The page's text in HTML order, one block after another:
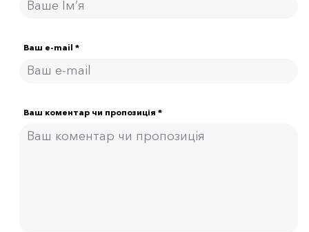
Ваш e-mail *
Ваш коментар чи пропозиція *